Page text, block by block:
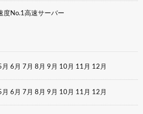
度No.1高速サーバー
月 6月 7月 8月 9月 10月 11月 12月
月 6月 7月 8月 9月 10月 11月 12月